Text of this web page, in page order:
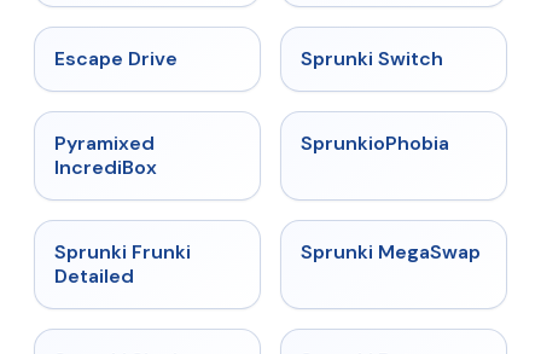
Escape Drive ★
Sprunki Switch
Pyramixed
IncrediBox
★
SprunkioPhobia
★
Sprunki Frunki
Detailed
★ 4.5
Sprunki MegaSwap